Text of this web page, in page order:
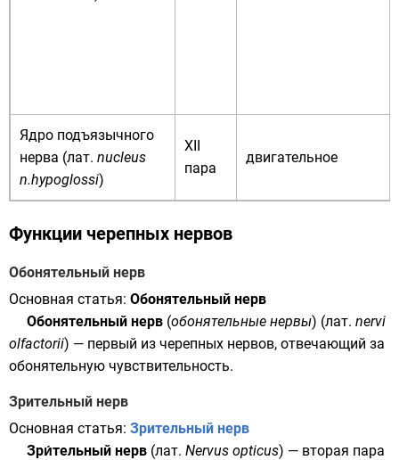
Ядро подъязычного
нерва (лат. nucleus
n.hypoglossi)
XII
пара
двигательное
Функции черепных нервов
Обонятельный нерв
Основная статья: Обонятельный нерв
Обонятельный нерв (обонятельные нервы) (лат. nervi
olfactorii) — первый из черепных нервов, отвечающий за
обонятельную чувствительность.
Зрительный нерв
Основная статья: Зрительный нерв
Зри́тельный нерв (лат. Nervus opticus) — вторая пара